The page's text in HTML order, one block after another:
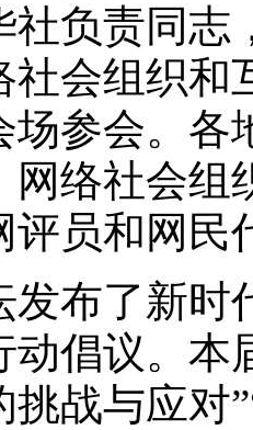
社负责同
社会组织和
场参会。各
网络社会组
评员和网
了新时
动倡议。本
战与应对